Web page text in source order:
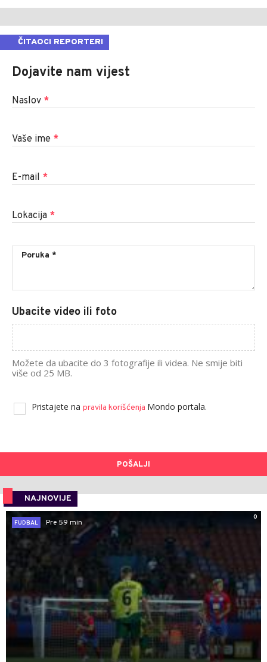
ČITAOCI REPORTERI
Dojavite nam vijest
Naslov *
Vaše ime *
E-mail *
Lokacija *
Ubacite video ili foto
Možete da ubacite do 3 fotografije ili videa. Ne smije biti
više od 25 MB.
Pristajete na pravila korišćenja Mondo portala.
POŠALJI
NAJNOVIJE
0
FUDBAL
Pre 59 min